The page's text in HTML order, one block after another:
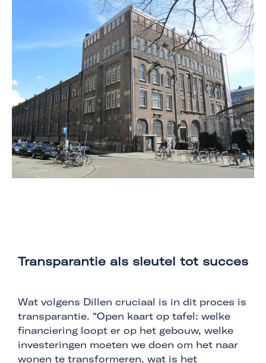
Transparantie als sleutel tot succes
Wat volgens Dillen cruciaal is in dit proces is
transparantie. “Open kaart op tafel: welke
financiering loopt er op het gebouw, welke
investeringen moeten we doen om het naar
wonen te transformeren, wat is het